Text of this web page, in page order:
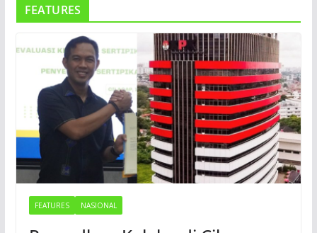
FEATURES
FEATURES NASIONAL